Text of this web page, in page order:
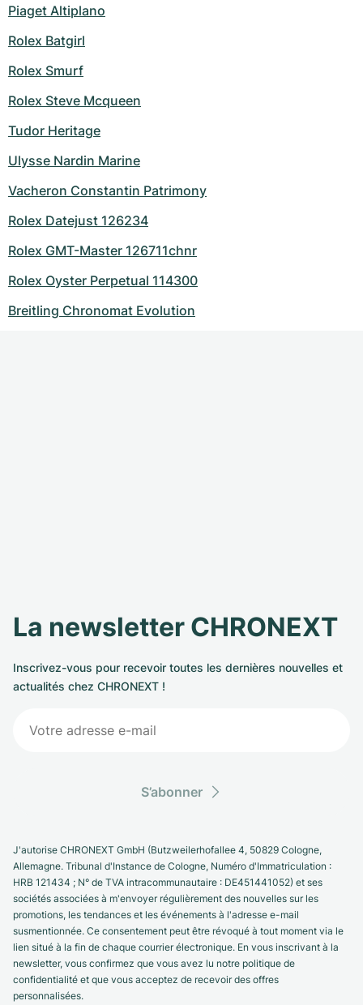
Piaget Altiplano
Rolex Batgirl
Rolex Smurf
Rolex Steve Mcqueen
Tudor Heritage
Ulysse Nardin Marine
Vacheron Constantin Patrimony
Rolex Datejust 126234
Rolex GMT-Master 126711chnr
Rolex Oyster Perpetual 114300
Breitling Chronomat Evolution
La newsletter CHRONEXT
Inscrivez-vous pour recevoir toutes les dernières nouvelles et
actualités chez CHRONEXT !
S’abonner
J'autorise CHRONEXT GmbH (Butzweilerhofallee 4, 50829 Cologne,
Allemagne. Tribunal d'Instance de Cologne, Numéro d'Immatriculation :
HRB 121434 ; N° de TVA intracommunautaire : DE451441052) et ses
sociétés associées à m'envoyer régulièrement des nouvelles sur les
promotions, les tendances et les événements à l'adresse e-mail
susmentionnée. Ce consentement peut être révoqué à tout moment via le
lien situé à la fin de chaque courrier électronique. En vous inscrivant à la
newsletter, vous confirmez que vous avez lu notre politique de
confidentialité et que vous acceptez de recevoir des offres
personnalisées.